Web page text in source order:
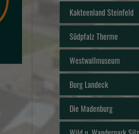
Kakteenland Steinfeld
Südpfalz Therme
Westwallmuseum
Burg Landeck
Die Madenburg